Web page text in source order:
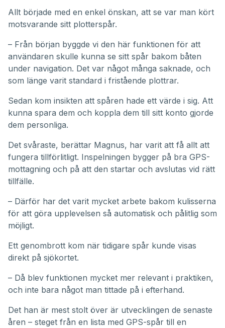
Allt började med en enkel önskan, att se var man kört
motsvarande sitt plotterspår.
– Från början byggde vi den här funktionen för att
användaren skulle kunna se sitt spår bakom båten
under navigation. Det var något många saknade, och
som länge varit standard i fristående plottrar.
Sedan kom insikten att spåren hade ett värde i sig. Att
kunna spara dem och koppla dem till sitt konto gjorde
dem personliga.
Det svåraste, berättar Magnus, har varit att få allt att
fungera tillförlitligt. Inspelningen bygger på bra GPS-
mottagning och på att den startar och avslutas vid rätt
tillfälle.
– Därför har det varit mycket arbete bakom kulisserna
för att göra upplevelsen så automatisk och pålitlig som
möjligt.
Ett genombrott kom när tidigare spår kunde visas
direkt på sjökortet.
– Då blev funktionen mycket mer relevant i praktiken,
och inte bara något man tittade på i efterhand.
Det han är mest stolt över är utvecklingen de senaste
åren – steget från en lista med GPS-spår till en